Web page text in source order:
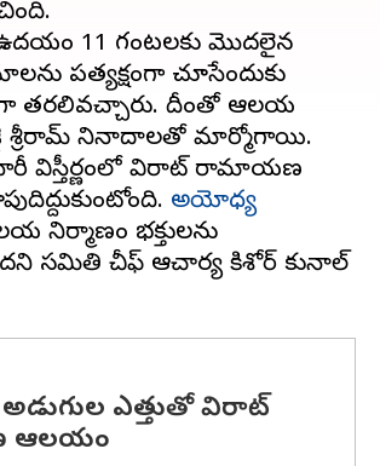
11 గంటలకు మొదలైన
ప్రత్యక్షంగా చూసేందుకు
తరలివచ్చారు. దీంతో ఆలయ
శ్రీరామ్‌ నినాదాలతో మార్మోగాయి.
విస్తీర్ణంలో విరాట్‌ రామాయణ
అయోధ్య
నిర్మాణం భక్తులను
సమితి చీఫ్ ఆచార్య కిశోర్‌ కునాల్‌
అడుగుల ఎత్తుతో విరాట్‌